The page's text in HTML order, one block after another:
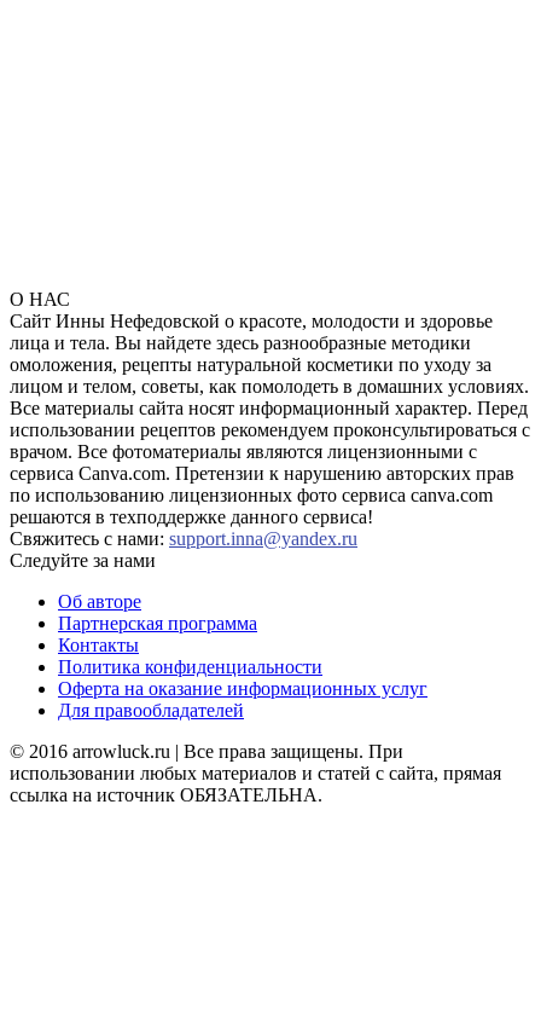
О НАС
Сайт Инны Нефедовской о красоте, молодости и здоровье
лица и тела. Вы найдете здесь разнообразные методики
омоложения, рецепты натуральной косметики по уходу за
лицом и телом, советы, как помолодеть в домашних условиях.
Все материалы сайта носят информационный характер. Перед
использовании рецептов рекомендуем проконсультироваться с
врачом. Все фотоматериалы являются лицензионными с
сервиса Canva.com. Претензии к нарушению авторских прав
по использованию лицензионных фото сервиса canva.com
решаются в техподдержке данного сервиса!
Свяжитесь с нами: support.inna@yandex.ru
Следуйте за нами
Об авторе
Партнерская программа
Контакты
Политика конфиденциальности
Оферта на оказание информационных услуг
Для правообладателей
© 2016 arrowluck.ru | Все права защищены. При
использовании любых материалов и статей с сайта, прямая
ссылка на источник ОБЯЗАТЕЛЬНА.